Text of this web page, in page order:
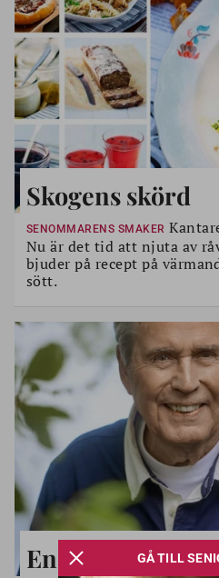
Skogens skörd
SENOMMARENS SMAKER
Nu är det tid att njuta av
bjuder på recept på
sött.
En artist i